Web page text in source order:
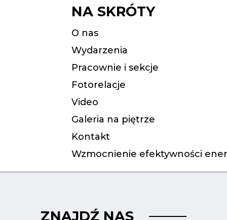
NA SKRÓTY
O nas
Wydarzenia
Pracownie i sekcje
Fotorelacje
Video
Galeria na piętrze
Kontakt
Wzmocnienie efektywności
ZNAJDŹ NAS